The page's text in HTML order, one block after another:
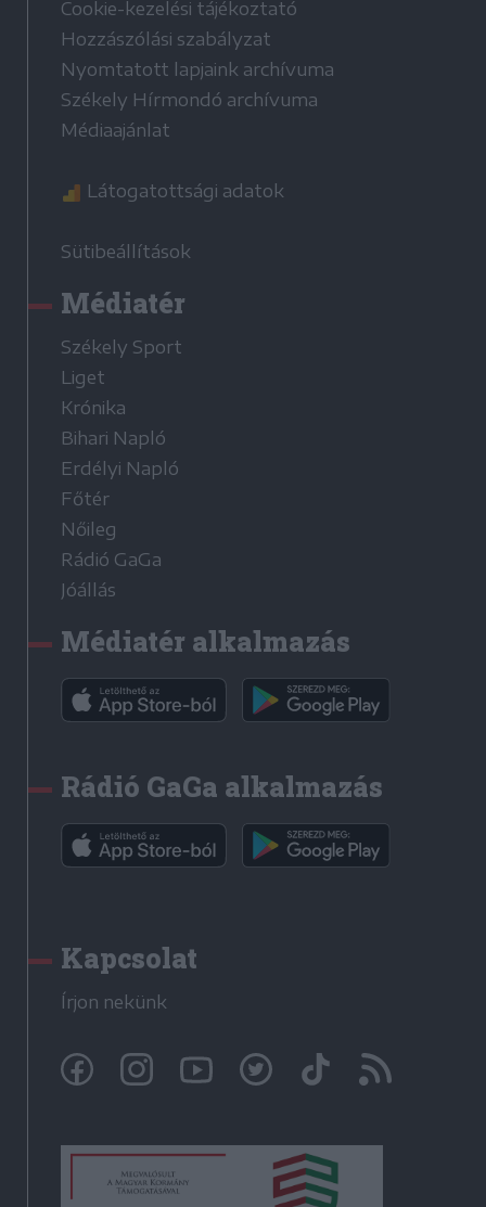
Cookie-kezelési tájékoztató
Hozzászólási szabályzat
Nyomtatott lapjaink archívuma
Székely Hírmondó archívuma
Médiaajánlat
Látogatottsági adatok
Sütibeállítások
Médiatér
Székely Sport
Liget
Krónika
Bihari Napló
Erdélyi Napló
Főtér
Nőileg
Rádió GaGa
Jóállás
Médiatér alkalmazás
Rádió GaGa alkalmazás
Kapcsolat
Írjon nekünk